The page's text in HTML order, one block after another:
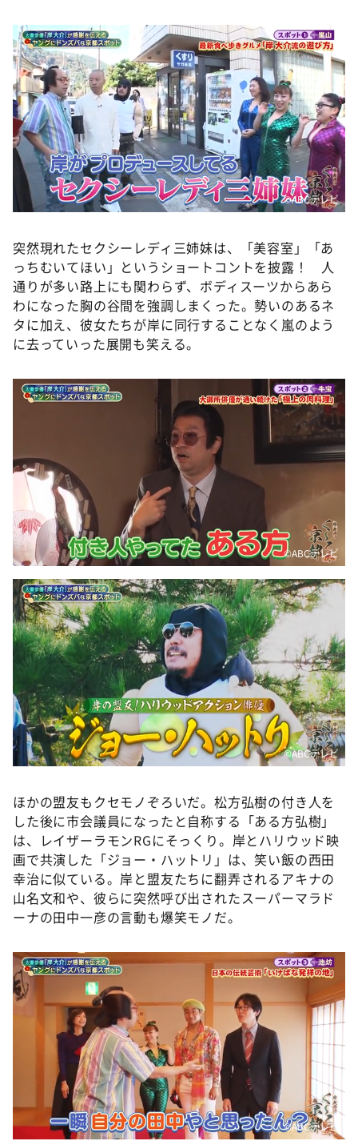
©️ABCテレビ
突然現れたセクシーレディ三姉妹は、「美容室」「あ
っちむいてほい」というショートコントを披露！ 人
通りが多い路上にも関わらず、ボディスーツからあら
わになった胸の谷間を強調しまくった。勢いのあるネ
タに加え、彼女たちが岸に同行することなく嵐のよう
に去っていった展開も笑える。
©️ABCテレビ
©️ABCテレビ
ほかの盟友もクセモノぞろいだ。松方弘樹の付き人を
した後に市会議員になったと自称する「ある方弘樹」
は、レイザーラモンRGにそっくり。岸とハリウッド映
画で共演した「ジョー・ハットリ」は、笑い飯の西田
幸治に似ている。岸と盟友たちに翻弄されるアキナの
山名文和や、彼らに突然呼び出されたスーパーマラド
ーナの田中一彦の言動も爆笑モノだ。
©️ABCテレビ